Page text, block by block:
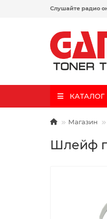
Слушайте радио
КАТАЛОГ
Магазин
Шлейф